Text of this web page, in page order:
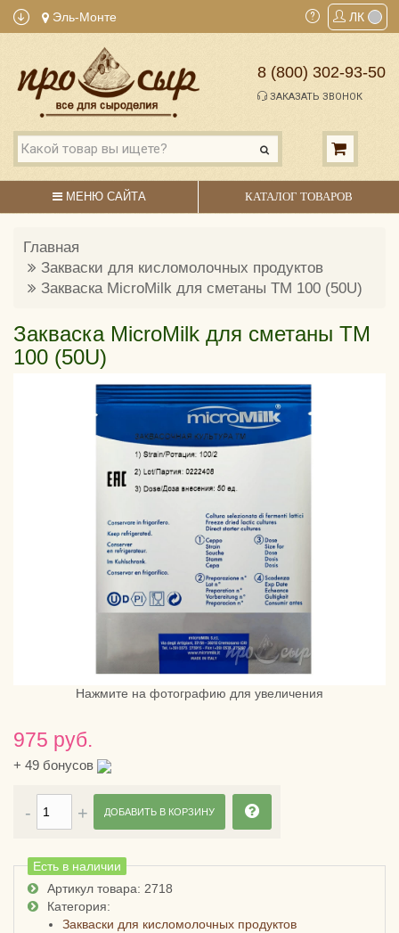
Эль-Монте ЛК
8 (800) 302-93-50
ЗАКАЗАТЬ ЗВОНОК
МЕНЮ САЙТА КАТАЛОГ ТОВАРОВ
Главная
Закваски для кисломолочных продуктов
Закваска MicroMilk для сметаны TM 100 (50U)
Закваска MicroMilk для сметаны TM
100 (50U)
Нажмите на фотографию для увеличения
975 руб.
+ 49 бонусов
Есть в наличии
Артикул товара: 2718
Категория:
Закваски для кисломолочных продуктов
ДОБАВИТЬ В КОРЗИНУ